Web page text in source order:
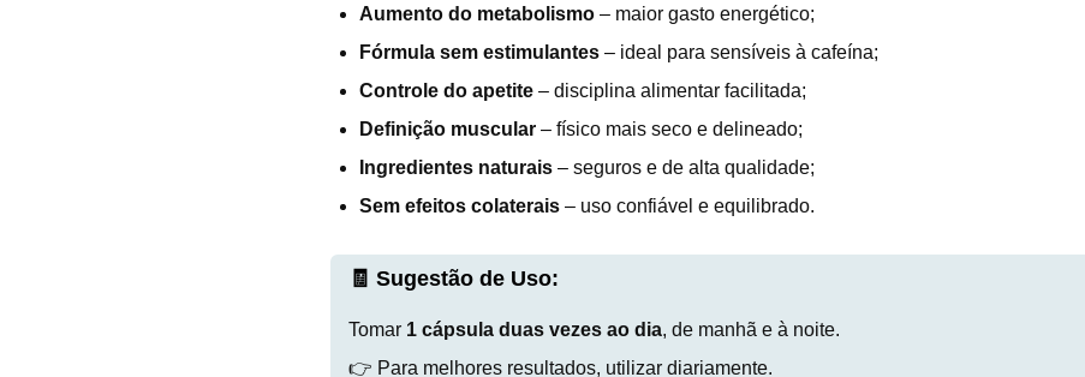
Aumento do metabolismo – maior gasto energético;
Fórmula sem estimulantes – ideal para sensíveis à cafeína;
Controle do apetite – disciplina alimentar facilitada;
Definição muscular – físico mais seco e delineado;
Ingredientes naturais – seguros e de alta qualidade;
Sem efeitos colaterais – uso confiável e equilibrado.
🧾 Sugestão de Uso:
Tomar 1 cápsula duas vezes ao dia, de manhã e à noite.
👉 Para melhores resultados, utilizar diariamente.